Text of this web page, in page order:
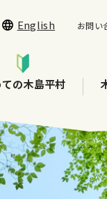
English お問い
の木島平村